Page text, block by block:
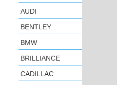
AUDI
BENTLEY
BMW
BRILLIANCE
CADILLAC